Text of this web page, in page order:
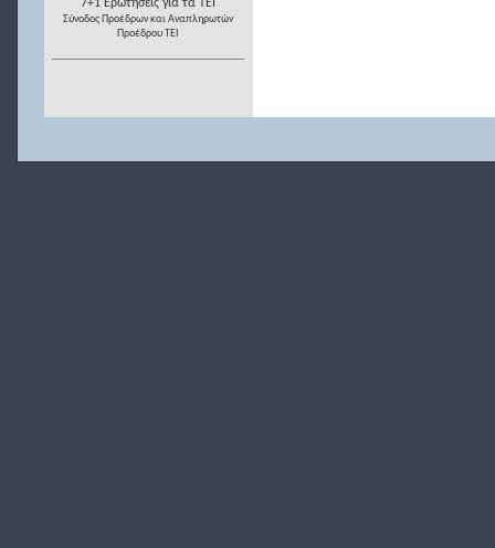
7+1 Ερωτήσεις για τα ΤΕΙ
Σύνοδος Προέδρων και Αναπληρωτών
Προέδρου ΤΕΙ